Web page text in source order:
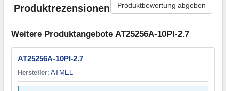
Produktrezensionen Produktbewertung abgeben
Weitere Produktangebote AT25256A-10PI-2.7
AT25256A-10PI-2.7
Hersteller: ATMEL